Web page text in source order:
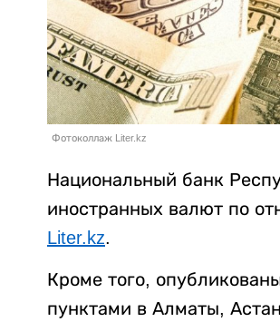
Фотоколлаж Liter.kz
Национальный банк
иностранных валют по
Liter.kz.
Кроме того,
пунктами в Алматы,